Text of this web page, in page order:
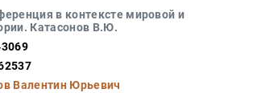
в контексте мировой и
Катасонов В.Ю.
Валентин Юрьевич